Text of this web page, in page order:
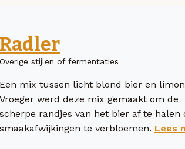
Radler
Overige stijlen of fermentaties
Een mix tussen licht blond bier en
Vroeger werd deze mix gemaakt om de
scherpe randjes van het bier af te halen
smaakafwijkingen te verbloemen. Lees